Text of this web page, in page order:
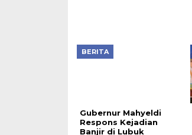
Banjir di Lubuk
Sikaping, Dinas Terkait
Diturunkan untuk Atasi